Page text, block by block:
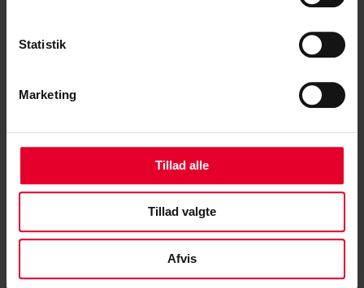
Statistik
Marketing
Tillad alle
Tillad valgte
Afvis